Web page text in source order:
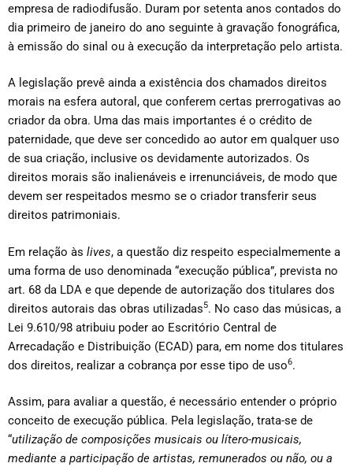
empresa de radiodifusão. Duram por setenta anos contados do
dia primeiro de janeiro do ano seguinte à gravação fonográfica,
à emissão do sinal ou à execução da interpretação pelo artista.
A legislação prevê ainda a existência dos chamados direitos
morais na esfera autoral, que conferem certas prerrogativas ao
criador da obra. Uma das mais importantes é o crédito de
paternidade, que deve ser concedido ao autor em qualquer uso
de sua criação, inclusive os devidamente autorizados. Os
direitos morais são inalienáveis e irrenunciáveis, de modo que
devem ser respeitados mesmo se o criador transferir seus
direitos patrimoniais.
Em relação às lives, a questão diz respeito especialmemente a
uma forma de uso denominada “execução pública”, prevista no
art. 68 da LDA e que depende de autorização dos titulares dos
direitos autorais das obras utilizadas5. No caso das músicas, a
Lei 9.610/98 atribuiu poder ao Escritório Central de
Arrecadação e Distribuição (ECAD) para, em nome dos titulares
dos direitos, realizar a cobrança por esse tipo de uso6.
Assim, para avaliar a questão, é necessário entender o próprio
conceito de execução pública. Pela legislação, trata-se de
“utilização de composições musicais ou lítero-musicais,
mediante a participação de artistas, remunerados ou não, ou a